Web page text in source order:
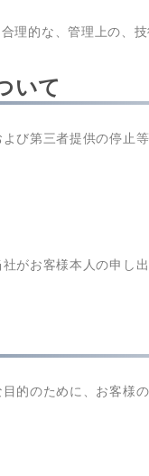
理的な、管理上の、
いて
び第三者提供の停止
がお客様本人の申し
的のために、お客様